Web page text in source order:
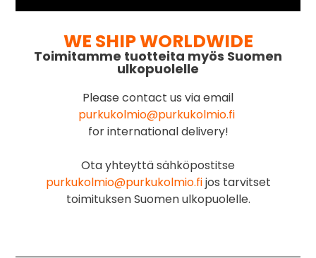
WE SHIP WORLDWIDE
Toimitamme tuotteita myös Suomen
ulkopuolelle
Please contact us via email
purkukolmio@purkukolmio.fi
for international delivery!
Ota yhteyttä sähköpostitse
purkukolmio@purkukolmio.fijos tarvitset
toimituksen Suomen ulkopuolelle.